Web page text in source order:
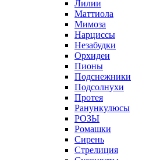
Лилии
Маттиола
Мимоза
Нарциссы
Незабудки
Орхидеи
Пионы
Подснежники
Подсолнухи
Протея
Ранункулюсы
РОЗЫ
Ромашки
Сирень
Стрелиция